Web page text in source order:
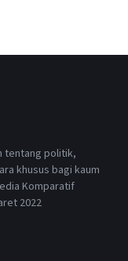
tentang politik,
khusus bagi kaum
Komparatif
2022